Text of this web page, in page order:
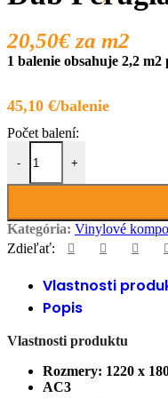
45,10 €
20,50€ za m2
1 balenie obsahuje 2,2 m2
-
množstvo Dub Perugia
+
Kategória: Vinylové
Zdieľať:
Vlastnosti
Popis
Vlastnosti produktu
Rozmery: 1220 x
AC3